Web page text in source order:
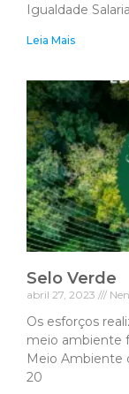
Igualdade
Leia Mais
Selo Verde
abril 27, 2023
Os esforços
meio ambiente
Meio Ambiente
20